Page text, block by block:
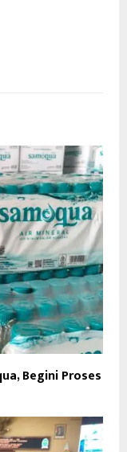
Begini Proses